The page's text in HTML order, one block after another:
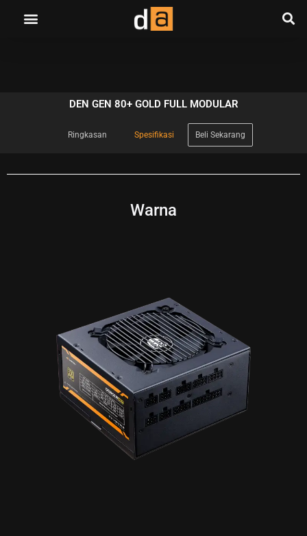
DEN GEN 80+ GOLD FULL MODULAR
Ringkasan Spesifikasi Beli Sekarang
Warna